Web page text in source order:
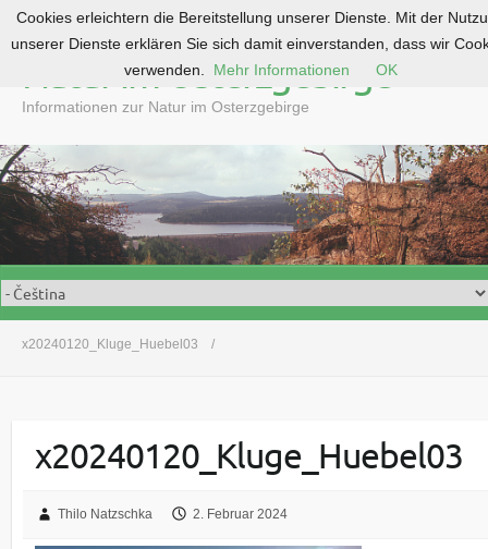
o
c
o
n
e
n
Natur im Osterzgebirge
Informationen zur Natur im Osterzgebirge
x20240120_Kluge_Huebel03
x20240120_Kluge_Huebel03
Thilo Natzschka 2. Februar 2024
Cookies erleichtern die Bereitstellung unserer Dienste. Mit der
unserer Dienste erklären Sie sich damit einverstanden, dass wir
verwenden.
Mehr Informationen OK